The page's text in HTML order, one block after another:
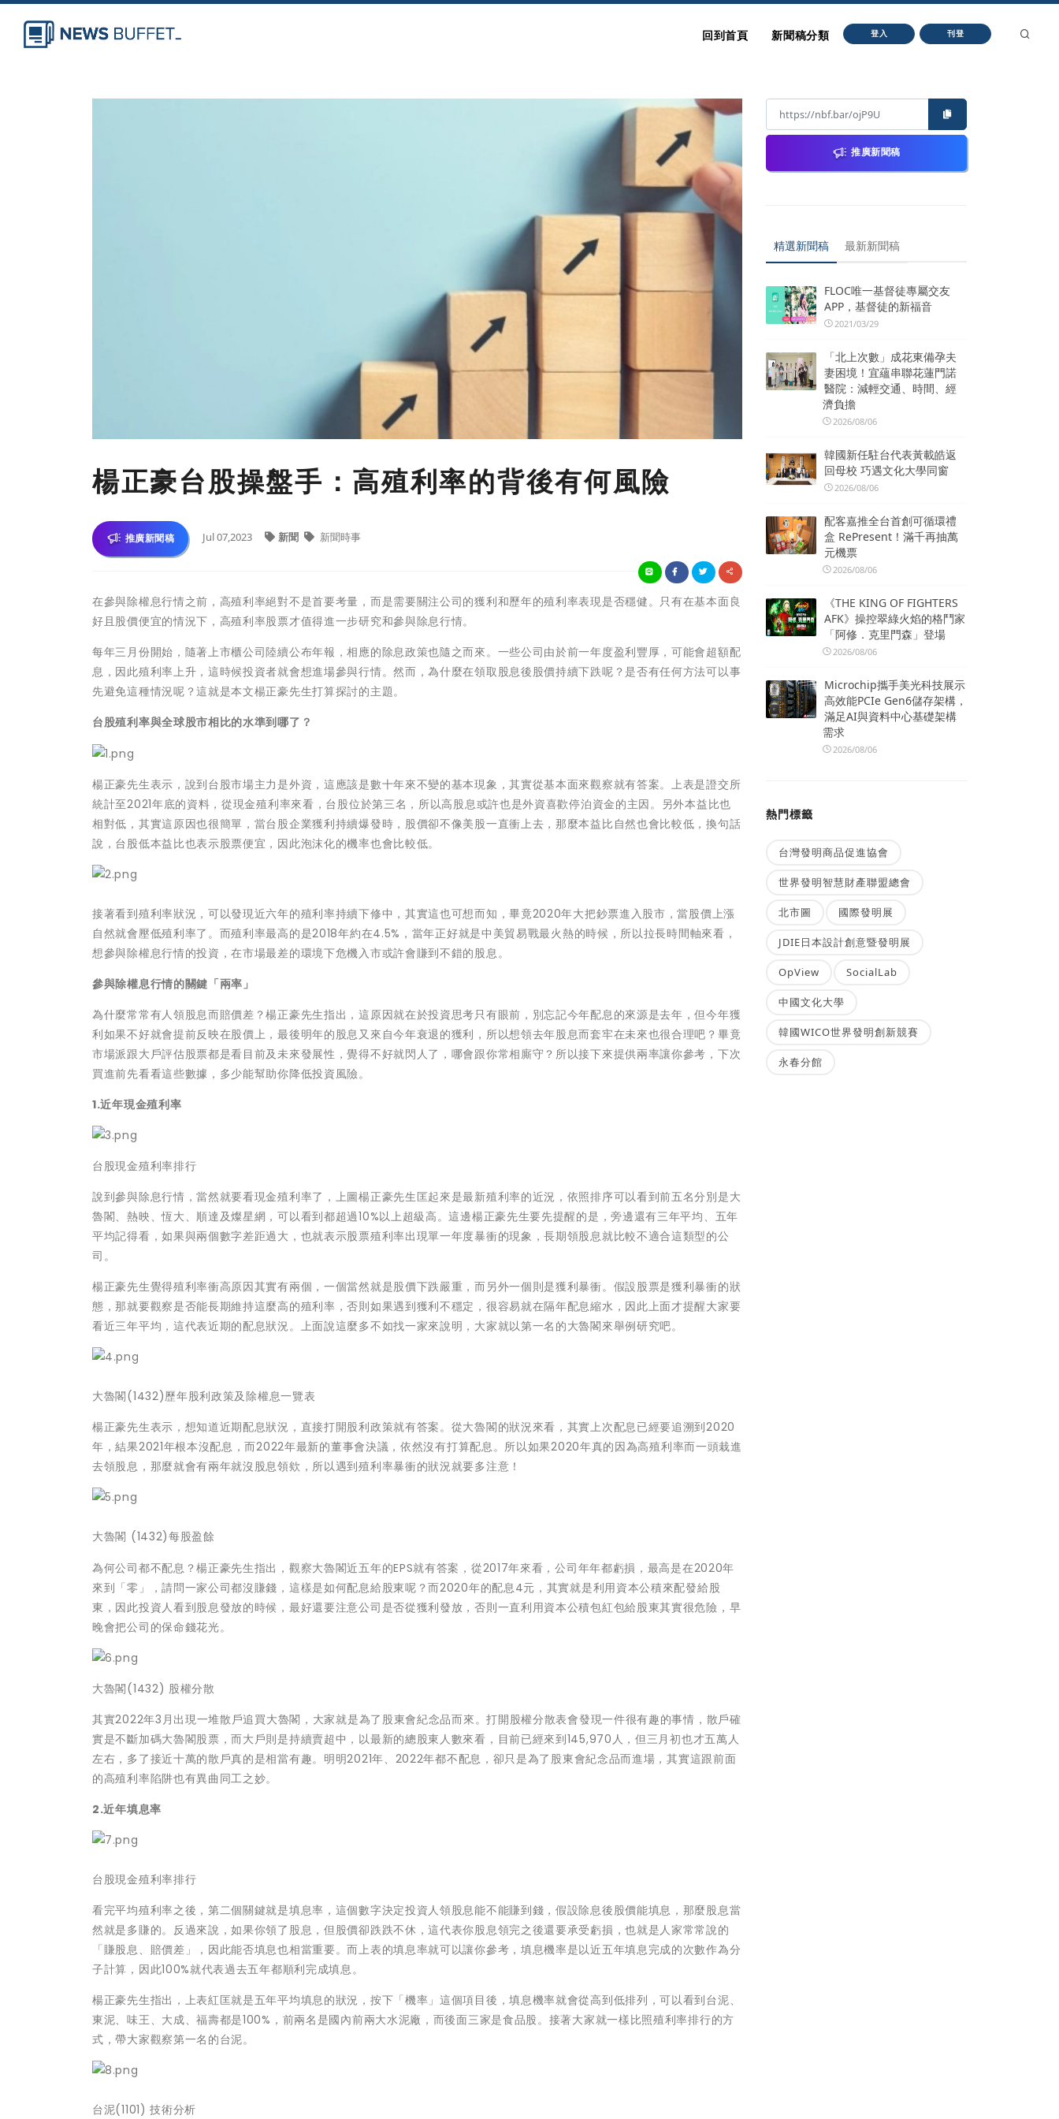
回到首頁 新聞稿分類 登入 刊登
楊正豪台股操盤手：高殖利率的背後有何風險
推廣新聞稿 Jul 07,2023 新聞 新聞時事
在參與除權息行情之前，高殖利率絕對不是首要考量，而是需要關注公司的獲利和歷年的殖利率表現是否穩健。只有在基本面良
好且股價便宜的情況下，高殖利率股票才值得進一步研究和參與除息行情。
每年三月份開始，隨著上市櫃公司陸續公布年報，相應的除息政策也隨之而來。一些公司由於前一年度盈利豐厚，可能會超額配
息，因此殖利率上升，這時候投資者就會想進場參與行情。然而，為什麼在領取股息後股價持續下跌呢？是否有任何方法可以事
先避免這種情況呢？這就是本文楊正豪先生打算探討的主題。
台股殖利率與全球股市相比的水準到哪了？
楊正豪先生表示，說到台股市場主力是外資，這應該是數十年來不變的基本現象，其實從基本面來觀察就有答案。上表是證交所
統計至2021年底的資料，從現金殖利率來看，台股位於第三名，所以高股息或許也是外資喜歡停泊資金的主因。另外本益比也
相對低，其實這原因也很簡單，當台股企業獲利持續爆發時，股價卻不像美股一直衝上去，那麼本益比自然也會比較低，換句話
說，台股低本益比也表示股票便宜，因此泡沫化的機率也會比較低。
接著看到殖利率狀況，可以發現近六年的殖利率持續下修中，其實這也可想而知，畢竟2020年大把鈔票進入股市，當股價上漲
自然就會壓低殖利率了。而殖利率最高的是2018年約在4.5%，當年正好就是中美貿易戰最火熱的時候，所以拉長時間軸來看，
想參與除權息行情的投資，在市場最差的環境下危機入市或許會賺到不錯的股息。
參與除權息行情的關鍵「兩率」
為什麼常常有人領股息而賠價差？楊正豪先生指出，這原因就在於投資思考只有眼前，別忘記今年配息的來源是去年，但今年獲
利如果不好就會提前反映在股價上，最後明年的股息又來自今年衰退的獲利，所以想領去年股息而套牢在未來也很合理吧？畢竟
市場派跟大戶評估股票都是看目前及未來發展性，覺得不好就閃人了，哪會跟你常相廝守？所以接下來提供兩率讓你參考，下次
買進前先看看這些數據，多少能幫助你降低投資風險。
1.近年現金殖利率
台股現金殖利率排行
說到參與除息行情，當然就要看現金殖利率了，上圖楊正豪先生匡起來是最新殖利率的近況，依照排序可以看到前五名分別是大
魯閣、熱映、恆大、順達及燦星網，可以看到都超過10%以上超級高。這邊楊正豪先生要先提醒的是，旁邊還有三年平均、五年
平均記得看，如果與兩個數字差距過大，也就表示股票殖利率出現單一年度暴衝的現象，長期領股息就比較不適合這類型的公
司。
楊正豪先生覺得殖利率衝高原因其實有兩個，一個當然就是股價下跌嚴重，而另外一個則是獲利暴衝。假設股票是獲利暴衝的狀
態，那就要觀察是否能長期維持這麼高的殖利率，否則如果遇到獲利不穩定，很容易就在隔年配息縮水，因此上面才提醒大家要
看近三年平均，這代表近期的配息狀況。上面說這麼多不如找一家來說明，大家就以第一名的大魯閣來舉例研究吧。
大魯閣(1432)歷年股利政策及除權息一覽表
楊正豪先生表示，想知道近期配息狀況，直接打開股利政策就有答案。從大魯閣的狀況來看，其實上次配息已經要追溯到2020
年，結果2021年根本沒配息，而2022年最新的董事會決議，依然沒有打算配息。所以如果2020年真的因為高殖利率而一頭栽進
去領股息，那麼就會有兩年就沒股息領欸，所以遇到殖利率暴衝的狀況就要多注意！
大魯閣 (1432)每股盈餘
為何公司都不配息？楊正豪先生指出，觀察大魯閣近五年的EPS就有答案，從2017年來看，公司年年都虧損，最高是在2020年
來到「零」，請問一家公司都沒賺錢，這樣是如何配息給股東呢？而2020年的配息4元，其實就是利用資本公積來配發給股
東，因此投資人看到股息發放的時候，最好還要注意公司是否從獲利發放，否則一直利用資本公積包紅包給股東其實很危險，早
晚會把公司的保命錢花光。
大魯閣(1432) 股權分散
其實2022年3月出現一堆散戶追買大魯閣，大家就是為了股東會紀念品而來。打開股權分散表會發現一件很有趣的事情，散戶確
實是不斷加碼大魯閣股票，而大戶則是持續賣超中，以最新的總股東人數來看，目前已經來到145,970人，但三月初也才五萬人
左右，多了接近十萬的散戶真的是相當有趣。明明2021年、2022年都不配息，卻只是為了股東會紀念品而進場，其實這跟前面
的高殖利率陷阱也有異曲同工之妙。
2.近年填息率
台股現金殖利率排行
看完平均殖利率之後，第二個關鍵就是填息率，這個數字決定投資人領股息能不能賺到錢，假設除息後股價能填息，那麼股息當
然就是多賺的。反過來說，如果你領了股息，但股價卻跌跌不休，這代表你股息領完之後還要承受虧損，也就是人家常常說的
「賺股息、賠價差」，因此能否填息也相當重要。而上表的填息率就可以讓你參考，填息機率是以近五年填息完成的次數作為分
子計算，因此100%就代表過去五年都順利完成填息。
楊正豪先生指出，上表紅匡就是五年平均填息的狀況，按下「機率」這個項目後，填息機率就會從高到低排列，可以看到台泥、
東泥、味王、大成、福壽都是100%，前兩名是國內前兩大水泥廠，而後面三家是食品股。接著大家就一樣比照殖利率排行的方
式，帶大家觀察第一名的台泥。
台泥(1101) 技術分析
推廣新聞稿
精選新聞稿 最新新聞稿
FLOC唯一基督徒專屬交友
APP，基督徒的新福音
2021/03/29
「北上次數」成花東備孕夫
妻困境！宜蘊串聯花蓮門諾
醫院：減輕交通、時間、經
濟負擔
2026/08/06
韓國新任駐台代表黃載皓返
回母校 巧遇文化大學同窗
2026/08/06
配客嘉推全台首創可循環禮
盒 RePresent！滿千再抽萬
元機票
2026/08/06
《THE KING OF FIGHTERS
AFK》操控翠綠火焰的格鬥家
「阿修．克里門森」登場
2026/08/06
Microchip攜手美光科技展示
高效能PCIe Gen6儲存架構，
滿足AI與資料中心基礎架構
需求
2026/08/06
熱門標籤
台灣發明商品促進協會
世界發明智慧財產聯盟總會
北市圖 國際發明展
JDIE日本設計創意暨發明展
OpView SocialLab
中國文化大學
韓國WICO世界發明創新競賽
永春分館